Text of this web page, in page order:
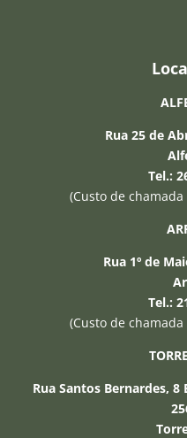
Rua 25 de
Tel.:
(Custo de
Rua 1º de
Tel.:
(Custo de
Rua Santos Bernardes, 8
posso
tenha.
forneço é